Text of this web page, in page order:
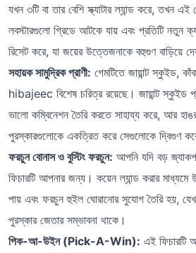
যখন ৩টি বা তার বেশি স্ক্যাটার ল্যান্ড করে, তখন
লবস্টারগুলো গ্রিডে আটকে যায় এবং প্রতিটি নতুন
রিসেট করে, যা জয়ের উত্তেজনাকে বহুগুণ বাড়িয়ে
সহায়ক সামুদ্রিক প্রাণী: গেমটিতে জায়ান্ট স্কুইড,
hibajeec বিশেষ চরিত্র রয়েছে। জায়ান্ট স্কুইড
ভালো কম্বিনেশন তৈরি করতে সাহায্য করে, আর
পুরস্কারগুলোকে একত্রিত করে সেগুলোকে দ্বিগুণ
ফরচুন বোনাস ও বুস্টিং ফরচুন: আপনি যদি বড়
ফিচারটি আপনার জন্য। কয়েন ল্যান্ড করার
পায় এবং ফরচুন হুইল ঘোরানোর সুযোগ তৈরি হয়,
পুরস্কার জেতার সম্ভাবনা থাকে।
পিক-আ-উইন (Pick-A-Win): এই ফিচারটি